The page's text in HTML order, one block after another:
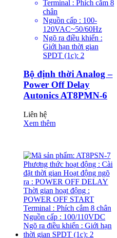
Terminal : Phích cắm 8
chân
Nguồn cấp : 100-
120VAC~50/60Hz
Ngõ ra điều khiển :
Giới hạn thời gian
SPDT (1c): 2
Bộ định thời Analog –
Power Off Delay
Autonics AT8PMN-6
Liên hệ
Xem thêm